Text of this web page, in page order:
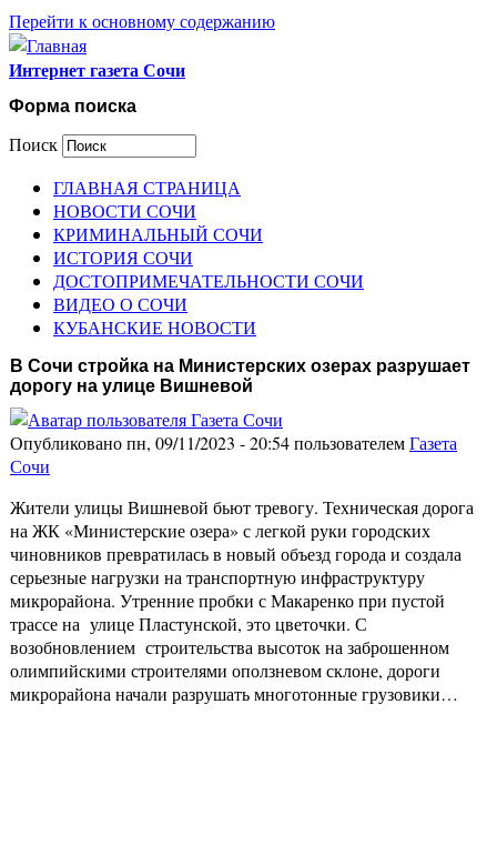
Перейти к основному содержанию
Интернет газета Сочи
Форма поиска
Поиск
ГЛАВНАЯ СТРАНИЦА
НОВОСТИ СОЧИ
КРИМИНАЛЬНЫЙ СОЧИ
ИСТОРИЯ СОЧИ
ДОСТОПРИМЕЧАТЕЛЬНОСТИ СОЧИ
ВИДЕО О СОЧИ
КУБАНСКИЕ НОВОСТИ
В Сочи стройка на Министерских озерах разрушает
дорогу на улице Вишневой
Опубликовано пн, 09/11/2023 - 20:54 пользователемГазета
Сочи
Жители улицы Вишневой бьют тревогу. Техническая дорога
на ЖК «Министерские озера» с легкой руки городских
чиновников превратилась в новый объезд города и создала
серьезные нагрузки на транспортную инфраструктуру
микрорайона. Утренние пробки с Макаренко при пустой
трассе на улице Пластунской, это цветочки. С
возобновлением строительства высоток на заброшенном
олимпийскими строителями оползневом склоне, дороги
микрорайона начали разрушать многотонные грузовики…